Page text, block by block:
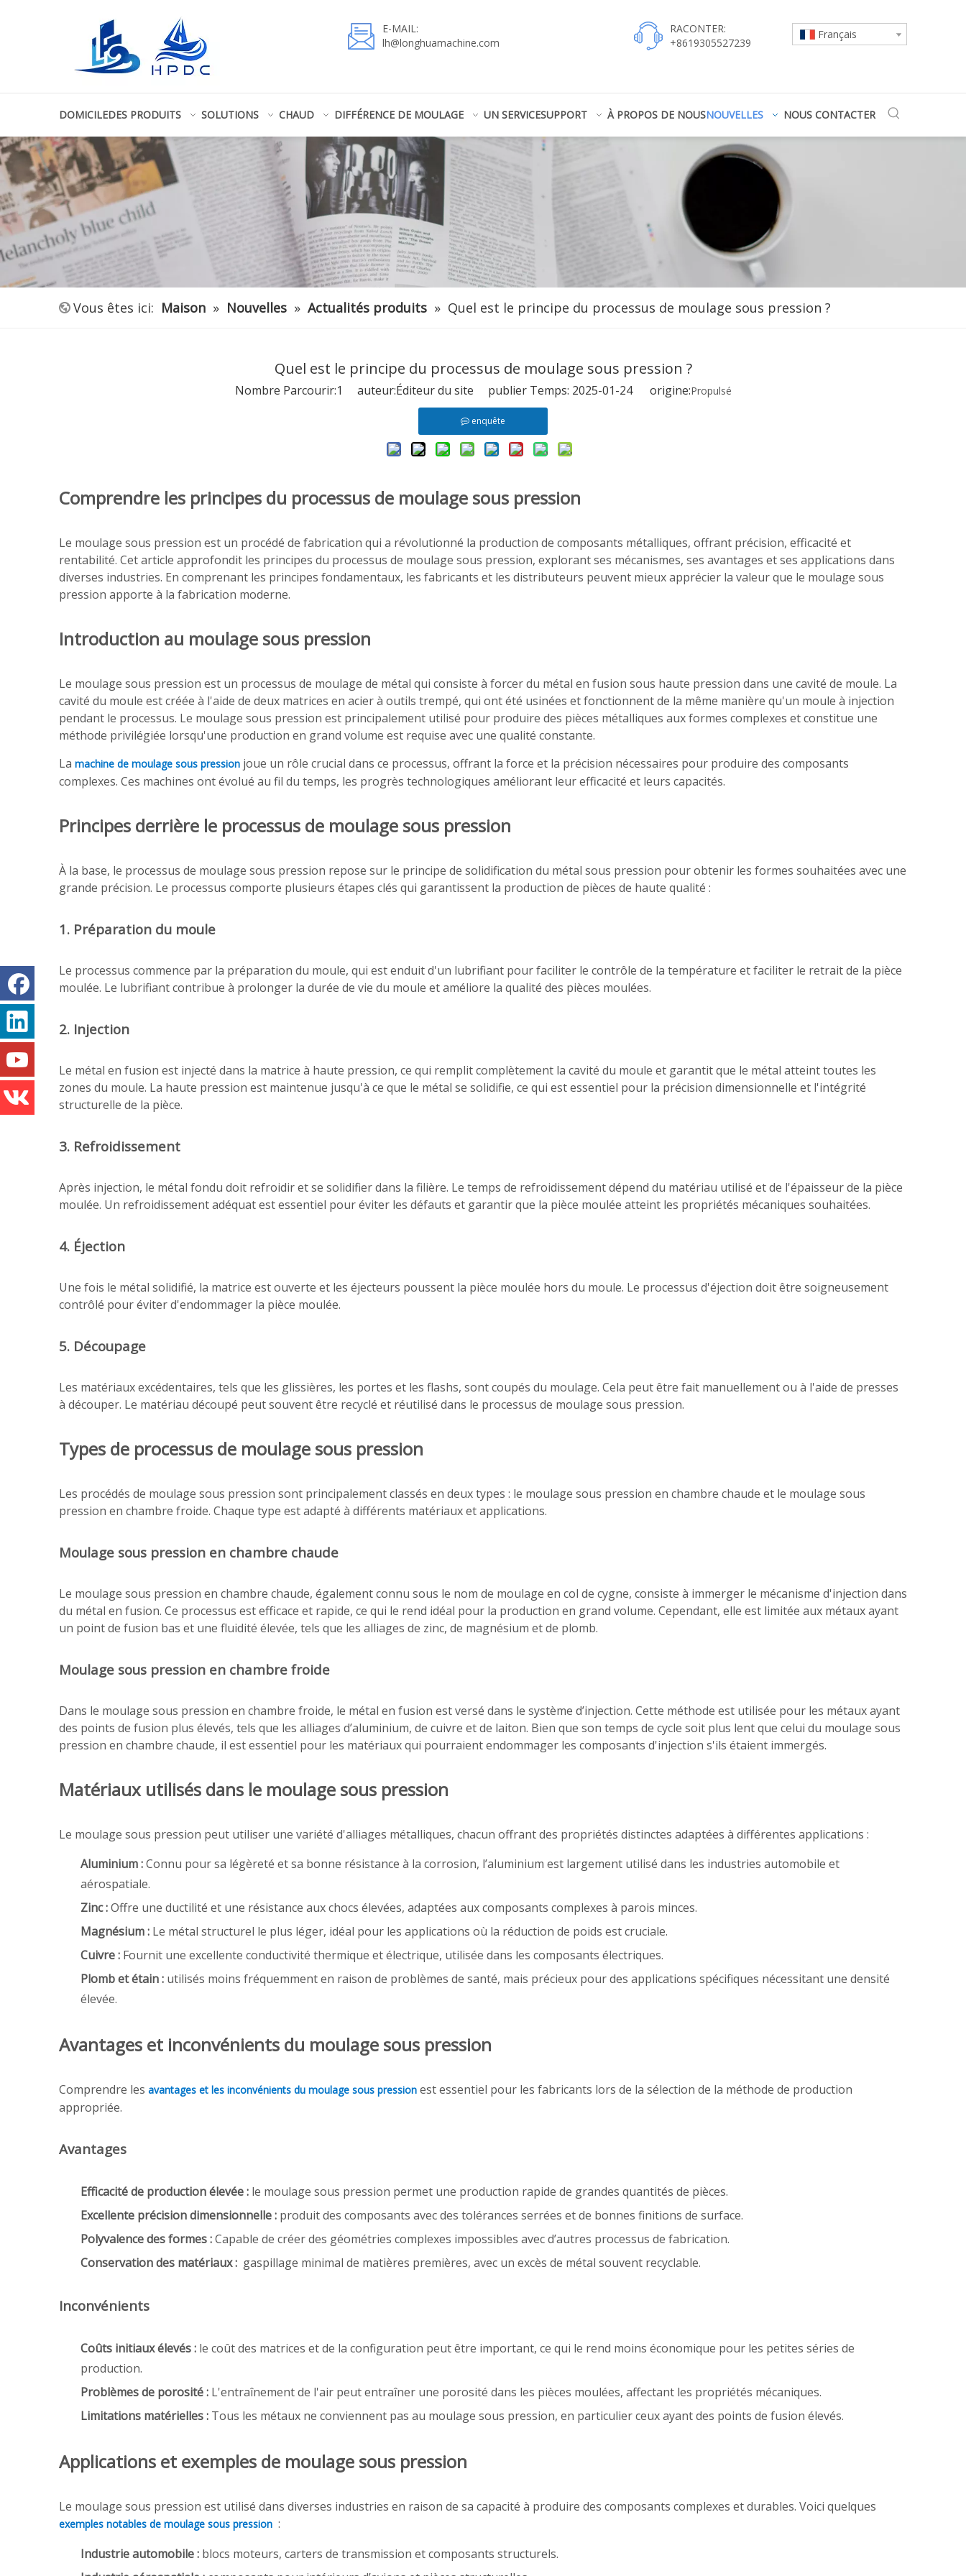
E-MAIL:
lh@longhuamachine.com
RACONTER:
+8619305527239
Français
DOMICILEDES PRODUITS SOLUTIONS CHAUD DIFFÉRENCE DE MOULAGE UN SERVICESUPPORT À PROPOS DE NOUSNOUVELLES NOUS CONTACTER
Vous êtes ici: Maison » Nouvelles » Actualités produits » Quel est le principe du processus de moulage sous pression ?
Quel est le principe du processus de moulage sous pression ?
Nombre Parcourir:1 auteur:Éditeur du site publier Temps: 2025-01-24 origine:Propulsé
enquête
Comprendre les principes du processus de moulage sous pression
Le moulage sous pression est un procédé de fabrication qui a révolutionné la production de composants métalliques, offrant précision, efficacité et
rentabilité. Cet article approfondit les principes du processus de moulage sous pression, explorant ses mécanismes, ses avantages et ses applications dans
diverses industries. En comprenant les principes fondamentaux, les fabricants et les distributeurs peuvent mieux apprécier la valeur que le moulage sous
pression apporte à la fabrication moderne.
Introduction au moulage sous pression
Le moulage sous pression est un processus de moulage de métal qui consiste à forcer du métal en fusion sous haute pression dans une cavité de moule. La
cavité du moule est créée à l'aide de deux matrices en acier à outils trempé, qui ont été usinées et fonctionnent de la même manière qu'un moule à injection
pendant le processus. Le moulage sous pression est principalement utilisé pour produire des pièces métalliques aux formes complexes et constitue une
méthode privilégiée lorsqu'une production en grand volume est requise avec une qualité constante.
La machine de moulage sous pression joue un rôle crucial dans ce processus, offrant la force et la précision nécessaires pour produire des composants
complexes. Ces machines ont évolué au fil du temps, les progrès technologiques améliorant leur efficacité et leurs capacités.
Principes derrière le processus de moulage sous pression
À la base, le processus de moulage sous pression repose sur le principe de solidification du métal sous pression pour obtenir les formes souhaitées avec une
grande précision. Le processus comporte plusieurs étapes clés qui garantissent la production de pièces de haute qualité :
1. Préparation du moule
Le processus commence par la préparation du moule, qui est enduit d'un lubrifiant pour faciliter le contrôle de la température et faciliter le retrait de la pièce
moulée. Le lubrifiant contribue à prolonger la durée de vie du moule et améliore la qualité des pièces moulées.
2. Injection
Le métal en fusion est injecté dans la matrice à haute pression, ce qui remplit complètement la cavité du moule et garantit que le métal atteint toutes les
zones du moule. La haute pression est maintenue jusqu'à ce que le métal se solidifie, ce qui est essentiel pour la précision dimensionnelle et l'intégrité
structurelle de la pièce.
3. Refroidissement
Après injection, le métal fondu doit refroidir et se solidifier dans la filière. Le temps de refroidissement dépend du matériau utilisé et de l'épaisseur de la pièce
moulée. Un refroidissement adéquat est essentiel pour éviter les défauts et garantir que la pièce moulée atteint les propriétés mécaniques souhaitées.
4. Éjection
Une fois le métal solidifié, la matrice est ouverte et les éjecteurs poussent la pièce moulée hors du moule. Le processus d'éjection doit être soigneusement
contrôlé pour éviter d'endommager la pièce moulée.
5. Découpage
Les matériaux excédentaires, tels que les glissières, les portes et les flashs, sont coupés du moulage. Cela peut être fait manuellement ou à l'aide de presses
à découper. Le matériau découpé peut souvent être recyclé et réutilisé dans le processus de moulage sous pression.
Types de processus de moulage sous pression
Les procédés de moulage sous pression sont principalement classés en deux types : le moulage sous pression en chambre chaude et le moulage sous
pression en chambre froide. Chaque type est adapté à différents matériaux et applications.
Moulage sous pression en chambre chaude
Le moulage sous pression en chambre chaude, également connu sous le nom de moulage en col de cygne, consiste à immerger le mécanisme d'injection dans
du métal en fusion. Ce processus est efficace et rapide, ce qui le rend idéal pour la production en grand volume. Cependant, elle est limitée aux métaux ayant
un point de fusion bas et une fluidité élevée, tels que les alliages de zinc, de magnésium et de plomb.
Moulage sous pression en chambre froide
Dans le moulage sous pression en chambre froide, le métal en fusion est versé dans le système d’injection. Cette méthode est utilisée pour les métaux ayant
des points de fusion plus élevés, tels que les alliages d’aluminium, de cuivre et de laiton. Bien que son temps de cycle soit plus lent que celui du moulage sous
pression en chambre chaude, il est essentiel pour les matériaux qui pourraient endommager les composants d'injection s'ils étaient immergés.
Matériaux utilisés dans le moulage sous pression
Le moulage sous pression peut utiliser une variété d'alliages métalliques, chacun offrant des propriétés distinctes adaptées à différentes applications :
Aluminium :Connu pour sa légèreté et sa bonne résistance à la corrosion, l’aluminium est largement utilisé dans les industries automobile et
aérospatiale.
Zinc :Offre une ductilité et une résistance aux chocs élevées, adaptées aux composants complexes à parois minces.
Magnésium : Le métal structurel le plus léger, idéal pour les applications où la réduction de poids est cruciale.
Cuivre : Fournit une excellente conductivité thermique et électrique, utilisée dans les composants électriques.
Plomb et étain : utilisés moins fréquemment en raison de problèmes de santé, mais précieux pour des applications spécifiques nécessitant une densité
élevée.
Avantages et inconvénients du moulage sous pression
Comprendre les avantages et les inconvénients du moulage sous pression est essentiel pour les fabricants lors de la sélection de la méthode de production
appropriée.
Avantages
Efficacité de production élevée : le moulage sous pression permet une production rapide de grandes quantités de pièces.
Excellente précision dimensionnelle : produit des composants avec des tolérances serrées et de bonnes finitions de surface.
Polyvalence des formes :Capable de créer des géométries complexes impossibles avec d’autres processus de fabrication.
Conservation des matériaux : gaspillage minimal de matières premières, avec un excès de métal souvent recyclable.
Inconvénients
Coûts initiaux élevés : le coût des matrices et de la configuration peut être important, ce qui le rend moins économique pour les petites séries de
production.
Problèmes de porosité : L'entraînement de l'air peut entraîner une porosité dans les pièces moulées, affectant les propriétés mécaniques.
Limitations matérielles : Tous les métaux ne conviennent pas au moulage sous pression, en particulier ceux ayant des points de fusion élevés.
Applications et exemples de moulage sous pression
Le moulage sous pression est utilisé dans diverses industries en raison de sa capacité à produire des composants complexes et durables. Voici quelques
exemples notables de moulage sous pression :
Industrie automobile : blocs moteurs, carters de transmission et composants structurels.